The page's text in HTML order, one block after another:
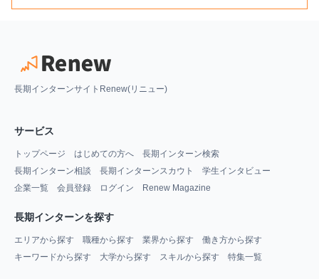
長期インターンサイトRenew(リニュー)
サービス
トップページ はじめての方へ
長期インターン検索
長期インターン相談
長期インターンスカウト
学生インタビュー
企業一覧
会員登録 ログイン Renew Magazine
長期インターンを探す
エリアから探す 職種から探す 業界から探す
働き方から探す
キーワードから探す
大学から探す スキルから探す 特集一覧